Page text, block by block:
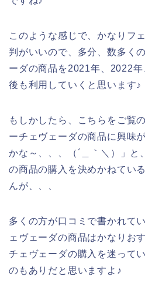
このような感じで、かなりフ
判がいいので、多分、数多く
ーダの商品を2021年、2022
後も利用していくと思います♪
もしかしたら、こちらをご覧
ーチェヴェーダの商品に興味
かな～、、、（´＿｀＼）」と
の商品の購入を決めかねてい
んが、、、
多くの方が口コミで書かれて
ェヴェーダの商品はかなりお
チェヴェーダの購入を迷って
のもありだと思いますよ♪